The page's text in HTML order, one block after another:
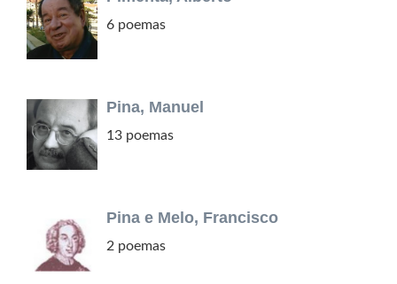
6 poemas
Pina, Manuel
13 poemas
Pina e Melo, Francisco
2 poemas